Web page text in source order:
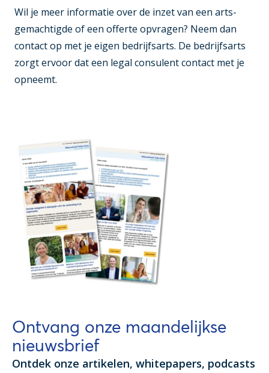
Wil je meer informatie over de inzet van een arts-
gemachtigde of een offerte opvragen? Neem dan
contact op met je eigen bedrijfsarts. De bedrijfsarts
zorgt ervoor dat een legal consulent contact met je
opneemt.
Ontvang onze maandelijkse
nieuwsbrief
Ontdek onze artikelen, whitepapers, podcasts